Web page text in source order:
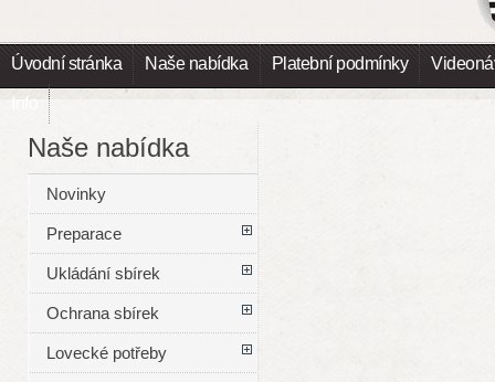
Úvodní stránka Naše nabídka Platební podmínky
Info
Naše nabídka
Novinky
Preparace
Ukládání sbírek
Ochrana sbírek
Lovecké potřeby